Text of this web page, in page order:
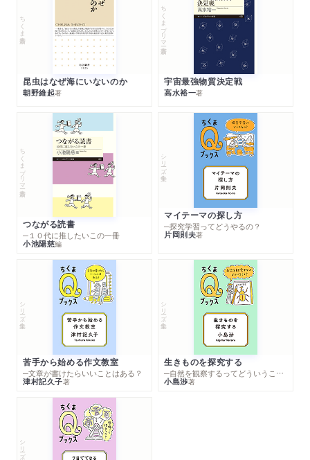
ちくま新書
昆虫はなぜ海にいないのか
朝野維起著
ちくまプリマー新書
宇宙最強物質決定戦
高水裕一著
ちくまプリマー新書
つながる読書
─１０代に推したいこの一冊
小池陽慈編
シリーズ・全集
マイテーマの探し方
─探究学習ってどうやるの？
片岡則夫著
シリーズ・全集
苦手から始める作文教室
─文章が書けたらいいことはある？
津村記久子著
シリーズ・全集
生きものを探究する
─自然を観察するってどういうこと？
小島渉著
シリーズ・全集